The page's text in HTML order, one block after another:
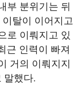
부 분위기는 뒤
탈이 이어지고
로 이뤄지고 있
근 인력이 빠져
거의 이뤄지지
말했다.